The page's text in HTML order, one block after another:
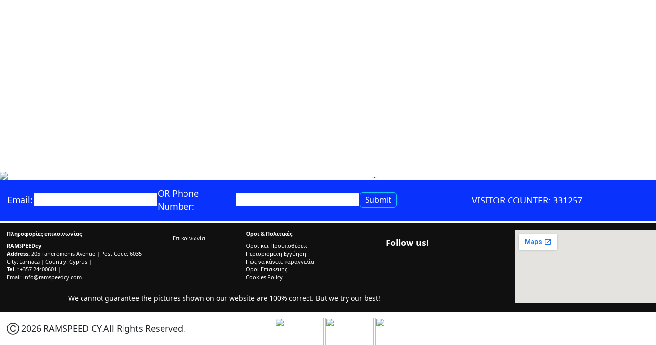
Email:
OR Phone
Number:
VISITOR COUNTER: 331257
Πληροφορίες επικοινωνίας
RAMSPEEDcy
Address: 205 Faneromenis Avenue | Post Code: 6035
City: Larnaca | Country: Cyprus |
Tel. : +357 24400601 |
Email: info@ramspeedcy.com
Επικοινωνία
Όροι & Πολιτικές
Όροι και Προϋποθέσεις
Περιορισμένη Εγγύηση
Πώς να κάνετε παραγγελία
Οροι Επισκευης
Cookies Policy
We cannot guarantee the pictures shown on our website are 100% correct. But we try our best!
Follow us!
Ⓒ 2026 RAMSPEED CY.All Rights Reserved.